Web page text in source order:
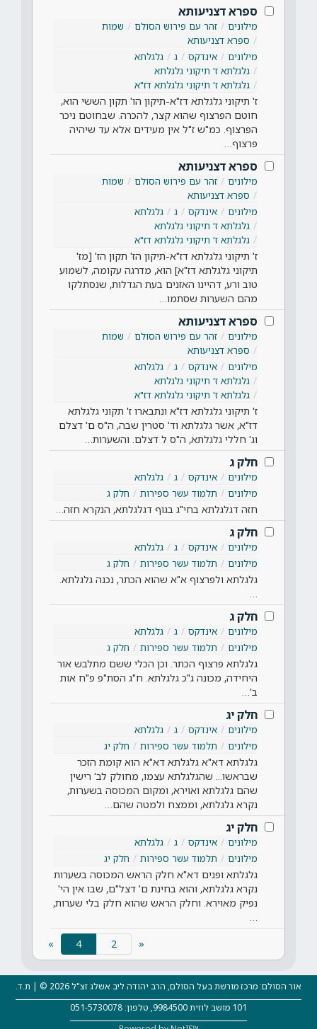
ספרא דצניעותא
מילונים זהר עם פירוש הסולם
שמות
ספרא דצניעותא
מילונים
אינדקס ג
גלגלתא
גלגלתא ז' תיקוני גלגלתא
גלגלתא ז' תיקוני גלגלתא דז"א
ז' תיקוני גלגלתא דז"א-תיקון הו' תקון הששי הוא,
חוטם הפרצוף שהוא קצר, להכרה. שבחוטם ניכר
הפרצוף. כמ"ש ז"ל אין מעידים אלא עד שיהיה
פרצוף…
ספרא דצניעותא
מילונים זהר עם פירוש הסולם
שמות
ספרא דצניעותא
מילונים
אינדקס ג
גלגלתא
גלגלתא ז' תיקוני גלגלתא
גלגלתא ז' תיקוני גלגלתא דז"א
ז' תיקוני גלגלתא דז"א-תיקון הז' תקון הז' [מז'
תיקוני גלגלתא דז"א] הוא, מדרגה עקומה, לשמוע
טוב ורע, דהיינו האזנים בעת הגדלות, שנסתלקו
מהם השערות שסתמו…
ספרא דצניעותא
מילונים זהר עם פירוש הסולם
שמות
ספרא דצניעותא
מילונים
אינדקס ג
גלגלתא
גלגלתא ז' תיקוני גלגלתא
גלגלתא ז' תיקוני גלגלתא דז"א
ז' תיקוני גלגלתא דז"א ונתבארו ז' תקוני גלגלתא
דז"א, אשר גלגלתא וד' סטרין שבה, ה"ס ם' דצלם
וג' חללי גלגלתא, ה"ס ל דצלם. והשערות…
חלק ג
מילונים אינדקס ג
גלגלתא
מילונים
תלמוד עשר ספירות חלק ג
חזה דגלגלתא בחי"ג בגוף דגלגלתא, הנקרא חזה…
חלק ג
מילונים אינדקס ג
גלגלתא
מילונים
תלמוד עשר ספירות חלק ג
גלגלתא ולפרצוף א"א שהוא הכתר, נכנה גלגלתא.
חלק ג
מילונים אינדקס ג
גלגלתא
מילונים
תלמוד עשר ספירות חלק ג
גלגלתא פרצוף הכתר. וכן הכלי ששם מתלבש אור
היחידה, מכונה ג"כ גלגלתא. ח"ג הסת"פ פ"ח אות
ב'…
חלק יג
מילונים אינדקס ג
גלגלתא
מילונים
תלמוד עשר ספירות חלק יג
גלגלתא דא"א גלגלתא דא"א הוא קומת הזכר
שבראשו... שהגלגלתא עצמו, מחולק לב' רישין
שהם גלגלתא ואוירא, ומקום המכוסה בשערות,
נקרא גלגלתא, וממצח ולמטה שהם…
חלק יג
מילונים אינדקס ג
גלגלתא
מילונים
תלמוד עשר ספירות חלק יג
גלגלתא ופנים דא"א חלק הראש המכוסה בשערות
נקרא גלגלתא, והוא בחינת ם' דצל"ם, שבו אין הי'
נפיק מאוירא. וחלק הראש שהוא חלק בלי שערות,
«
4
»
אור הסולם: מרכז מורשת בעל הסולם, הרב יהודה ליב אשלג זצ"ל 2026 © | ת.ד.
101 מושב לוזית 9984500, טלפון: 051-5730078